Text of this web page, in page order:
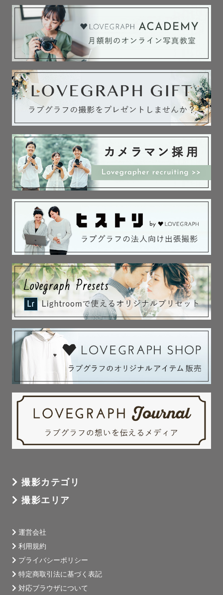
撮影カテゴリ
撮影エリア
運営会社
利用規約
プライバシーポリシー
特定商取引法に基づく表記
対応ブラウザについて